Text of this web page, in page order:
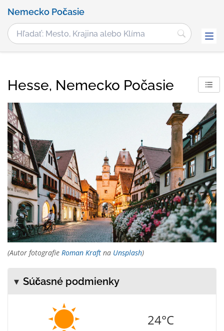
Nemecko Počasie
Hesse, Nemecko Počasie
(Autor fotografie Roman Kraft na Unsplash)
Súčasné podmienky
24°C